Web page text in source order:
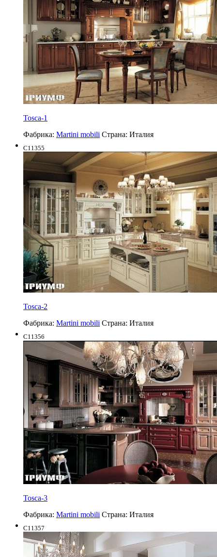
Tosca-1
Фабрика: Martini mobili Страна: Италия
C11355
Tosca-2
Фабрика: Martini mobili Страна: Италия
C11356
Tosca-3
Фабрика: Martini mobili Страна: Италия
C11357